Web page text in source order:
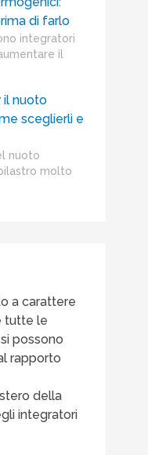
di farlo
integratori
il
il nuoto
sceglierli e
nuoto
molto
a carattere
tutte le
possono
rapporto
della
integratori